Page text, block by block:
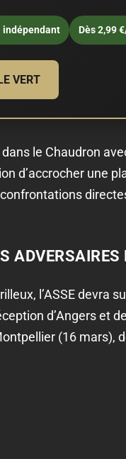
indépendant Dès 2,99
VERT
le Chaudron
d’accrocher une
l’ASSE devra
d’Angers et
(16 mars),